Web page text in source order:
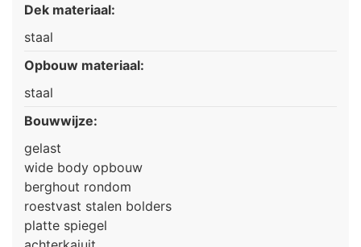
Dek materiaal:
staal
Opbouw materiaal:
staal
Bouwwijze:
gelast
wide body opbouw
berghout rondom
roestvast stalen bolders
platte spiegel